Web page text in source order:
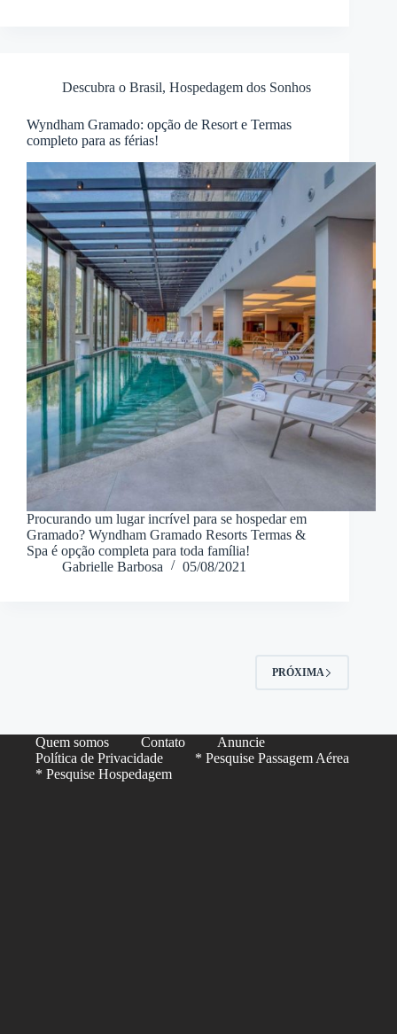
Descubra o Brasil, Hospedagem dos Sonhos
Wyndham Gramado: opção de Resort e Termas
completo para as férias!
Procurando um lugar incrível para se hospedar em
Gramado? Wyndham Gramado Resorts Termas &
Spa é opção completa para toda família!
Gabrielle Barbosa
05/08/2021
PRÓXIMA
Quem somos Contato
Anuncie
Política de Privacidade
* Pesquise Passagem Aérea
* Pesquise Hospedagem